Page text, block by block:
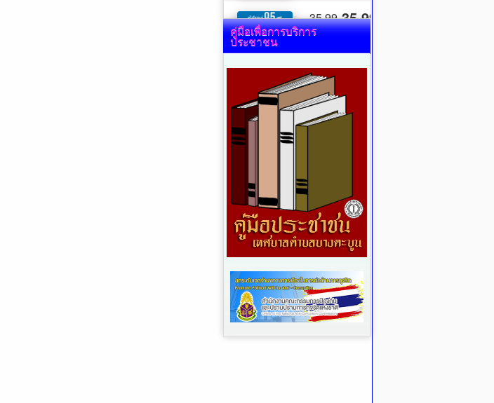
คู่มือเพื่อการบริการ
ประชาชน